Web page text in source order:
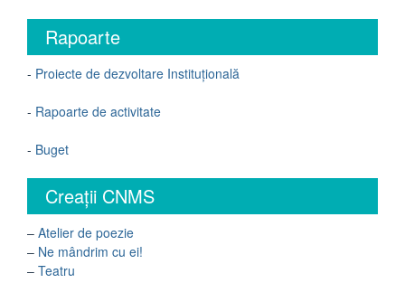
Rapoarte
- Proiecte de dezvoltare Instituțională
- Rapoarte de activitate
- Buget
Creații CNMS
– Atelier de poezie
– Ne mândrim cu ei!
– Teatru